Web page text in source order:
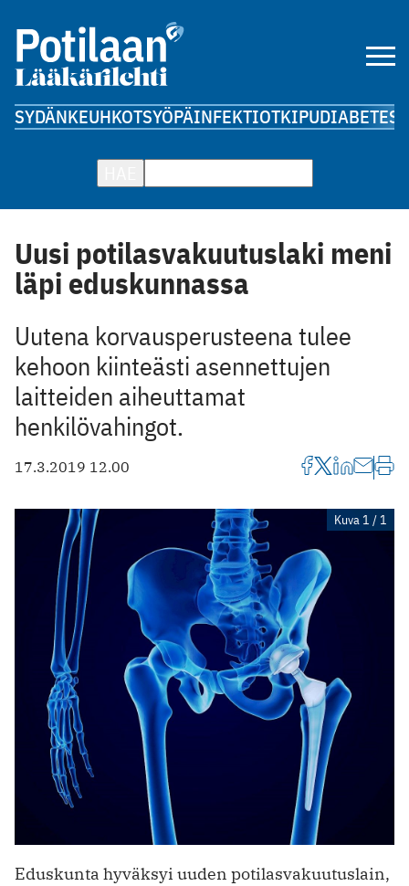
SYDÄNKEUHKOTSYÖPÄINFEKTIOTKIPUDIABETES
Uusi potilasvakuutuslaki meni
läpi eduskunnassa
Uutena korvausperusteena tulee
kehoon kiinteästi asennettujen
laitteiden aiheuttamat
henkilövahingot.
17.3.2019 12.00
Kuva 1 / 1
Eduskunta hyväksyi uuden potilasvakuutuslain,